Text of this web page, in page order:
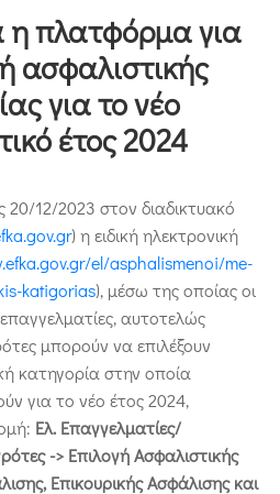
η πλατφόρμα για
ασφαλιστικής
για το νέο
έτος 2024
20/12/2023 στον διαδικτυακό
) η ειδική ηλεκτρονική
el/asphalismenoi/me-
katigorias), μέσω της οποίας οι
αυτοτελώς
μπορούν να επιλέξουν
κατηγορία στην οποία
για το νέο έτος 2024,
Ελ. Επαγγελματίες/
-> Επιλογή Ασφαλιστικής
Επικουρικής Ασφάλισης και